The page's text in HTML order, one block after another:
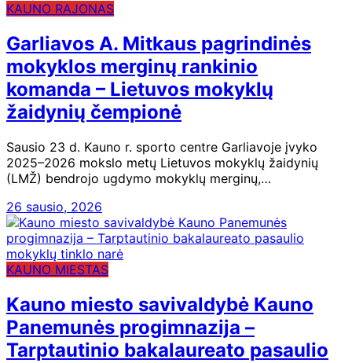
KAUNO RAJONAS
Garliavos A. Mitkaus pagrindinės
mokyklos merginų rankinio
komanda – Lietuvos mokyklų
žaidynių čempionė
Sausio 23 d. Kauno r. sporto centre Garliavoje įvyko
2025–2026 mokslo metų Lietuvos mokyklų žaidynių
(LMŽ) bendrojo ugdymo mokyklų merginų,…
26 sausio, 2026
KAUNO MIESTAS
Kauno miesto savivaldybė Kauno
Panemunės progimnazija –
Tarptautinio bakalaureato pasaulio